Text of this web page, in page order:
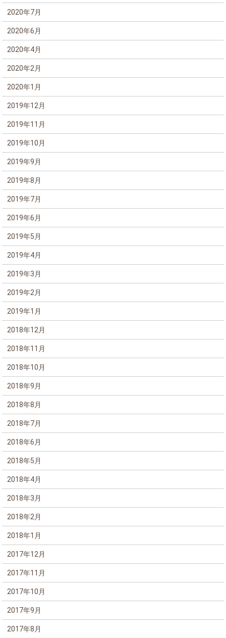
2020年7月
2020年6月
2020年4月
2020年2月
2020年1月
2019年12月
2019年11月
2019年10月
2019年9月
2019年8月
2019年7月
2019年6月
2019年5月
2019年4月
2019年3月
2019年2月
2019年1月
2018年12月
2018年11月
2018年10月
2018年9月
2018年8月
2018年7月
2018年6月
2018年5月
2018年4月
2018年3月
2018年2月
2018年1月
2017年12月
2017年11月
2017年10月
2017年9月
2017年8月